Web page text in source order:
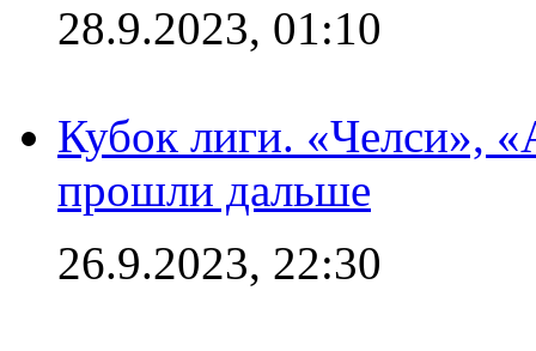
28.9.2023, 01:10
Кубок лиги. «Челси»,
прошли дальше
26.9.2023, 22:30